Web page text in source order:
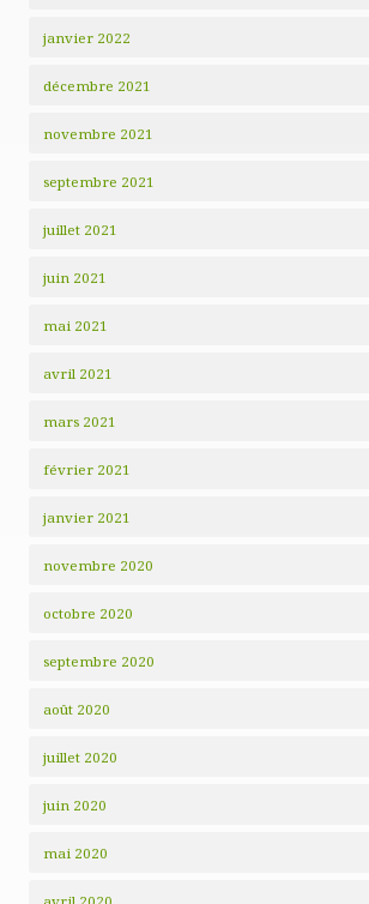
janvier 2022
décembre 2021
novembre 2021
septembre 2021
juillet 2021
juin 2021
mai 2021
avril 2021
mars 2021
février 2021
janvier 2021
novembre 2020
octobre 2020
septembre 2020
août 2020
juillet 2020
juin 2020
mai 2020